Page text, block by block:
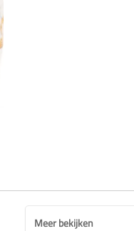
Meer bekijken